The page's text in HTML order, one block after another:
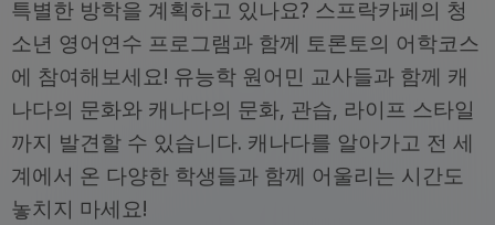
특별한 방학을 계획하고 있나요? 스프락카페의 청
소년 영어연수 프로그램과 함께 토론토의 어학코스
에 참여해보세요! 유능학 원어민 교사들과 함께 캐
나다의 문화와 캐나다의 문화, 관습, 라이프 스타일
까지 발견할 수 있습니다. 캐나다를 알아가고 전 세
계에서 온 다양한 학생들과 함께 어울리는 시간도
놓치지 마세요!